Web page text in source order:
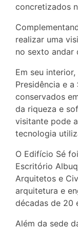
concretizados
realizar uma
no sexto andar
Em seu
Presidência e
conservados
da riqueza e
visitante pode
tecnologia
O Edifício Sé
Escritório
Arquitetos e
arquitetura e
décadas de 20
Além da sede